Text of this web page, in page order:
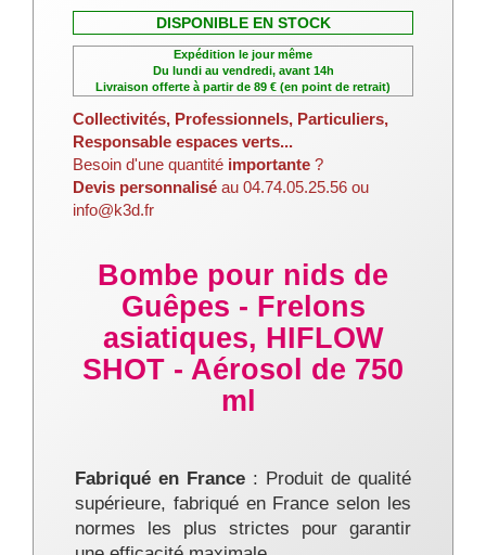
DISPONIBLE EN STOCK
Expédition le jour même
Du lundi au vendredi, avant 14h
Livraison offerte à partir de 89 € (en point de retrait)
Collectivités, Professionnels, Particuliers,
Responsable espaces verts...
Besoin d'une quantité importante ?
Devis personnalisé au 04.74.05.25.56 ou
info@k3d.fr
Bombe pour nids de
Guêpes - Frelons
asiatiques, HIFLOW
SHOT - Aérosol de 750
ml
Fabriqué en France : Produit de qualité
supérieure, fabriqué en France selon les
normes les plus strictes pour garantir